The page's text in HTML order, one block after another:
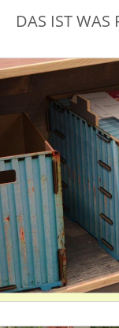
DAS IST WAS